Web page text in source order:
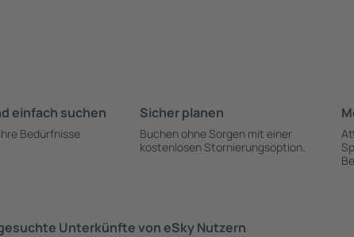
einfach suchen
Bedürfnisse
Sicher planen
Buchen ohne Sorgen mit einer
kostenlosen Stornierungsoption.
Unterkünfte von eSky Nutzern